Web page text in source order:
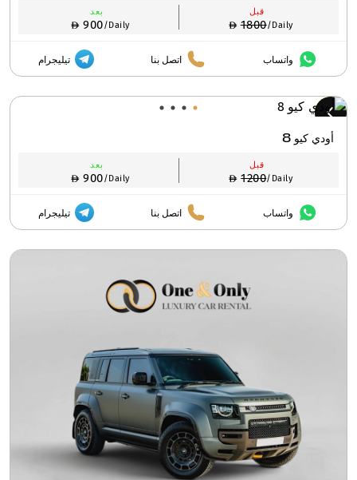
قبل
1800/Daily
بعد
900/Daily
واتساب اتصل بنا تيليجرام
أودي كيو 8
قبل
1200/Daily
بعد
900/Daily
واتساب اتصل بنا تيليجرام